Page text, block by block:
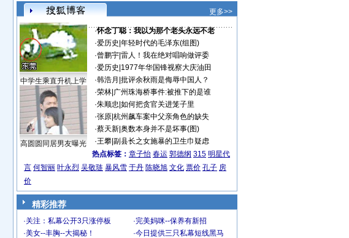
更多>>
中学生乘直升机上学
高圆圆同居男友曝光
·怀念丁聪：我以为那个老头永远不老
·爱历史 年轻时代的毛泽东(组图)
·曾鹏宇| 雷人！我在绝对唱响做评委
·爱历史 1977年华国锋视察大庆油田
·韩浩月 批评余秋雨是侮辱中国人？
·荣林| 广州珠海桥事件:被推下的是谁
·朱顺忠 如何把贪官关进笼子里
·张原| 杭州飙车案中父亲角色的缺失
·蔡天新| 奥数本身并不是坏事(图)
·王攀| 副县长之女施暴的卫生巾疑虑
热点标签： 章子怡 春运 郭德纲 315 明星代
言 何智丽 叶永烈 吴敬琏 暴风雪 于丹 陈晓旭 文化 票价 孔子 房
价
精彩推荐
·关注：私幕公开3只涨停板 ·完美妈咪--保养有新招
·美女--丰胸--大揭秘！ ·今日提供三只私幕短线黑马